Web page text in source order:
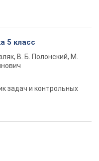
5 класс
В. Б. Полонский, М.
задач и контрольных